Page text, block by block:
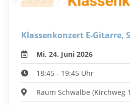
Klassenkonzert E-Gitarre,
Mi, 24. Juni 2026
18:45 - 19:45 Uhr
Raum Schwalbe (Kirchweg